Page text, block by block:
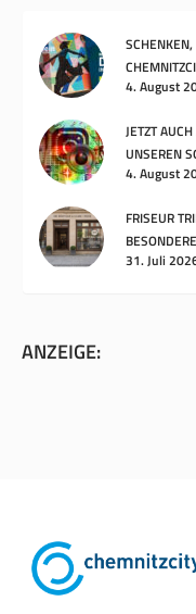
4. August
JETZT
UNSEREN
4. August
FRISEUR
31. Juli
ANZEIGE: